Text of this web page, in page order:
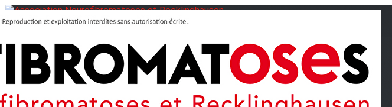
<
Journées Partage 2026 - La Rochelle
Les manifestations
Tom et son doudou